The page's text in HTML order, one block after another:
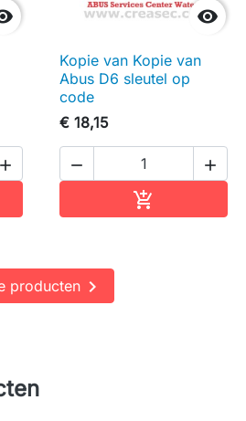


Kopie van Kopie van
Abus D6 sleutel op
code
€ 18,15
 

producten 